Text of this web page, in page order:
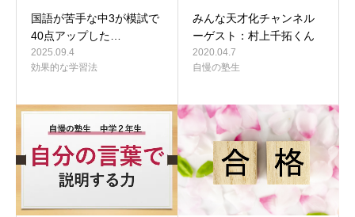
国語が苦手な中3が模試で
40点アップした…
2025.09.4
効果的な学習法
みんな天才化チャンネル
ーゲスト：村上千拓くん
2020.04.7
自慢の塾生